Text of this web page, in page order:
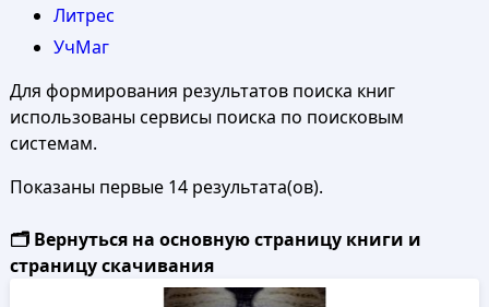
Литрес
УчМаг
Для формирования результатов поиска книг
использованы сервисы поиска по поисковым
системам.
Показаны первые 14 результата(ов).
🗂️ Вернуться на основную страницу книги и
страницу скачивания